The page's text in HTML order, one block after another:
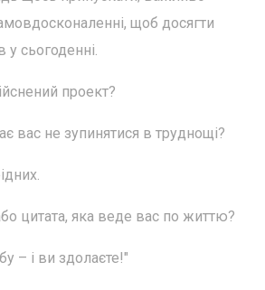
щоб досягти
у сьогоденні.
проект?
вас не зупинятися в труднощі?
цитата, яка веде вас по життю?
– і ви здолаєте!"